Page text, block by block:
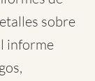
sobre
informe